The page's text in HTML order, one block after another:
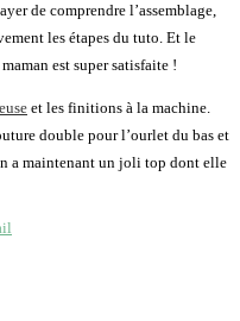
de comprendre l’assemblage,
les étapes du tuto. Et le
est super satisfaite !
et les finitions à la machine.
double pour l’ourlet du bas et
a maintenant un joli top dont elle